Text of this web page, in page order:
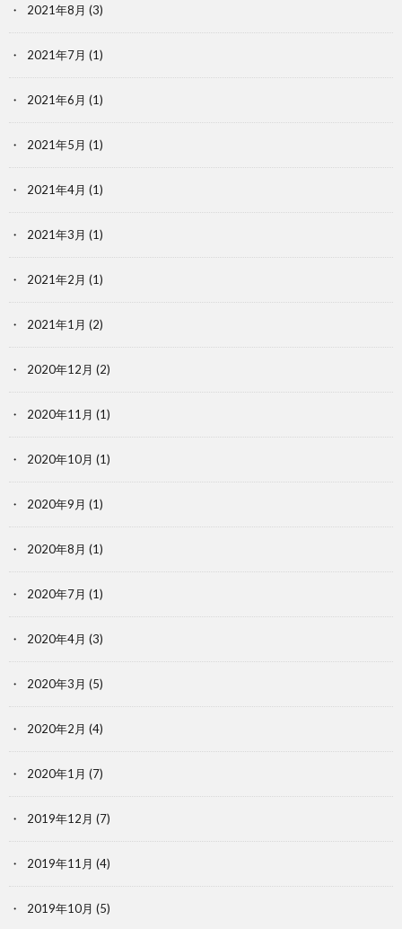
2021年8月 (3)
2021年7月 (1)
2021年6月 (1)
2021年5月 (1)
2021年4月 (1)
2021年3月 (1)
2021年2月 (1)
2021年1月 (2)
2020年12月 (2)
2020年11月 (1)
2020年10月 (1)
2020年9月 (1)
2020年8月 (1)
2020年7月 (1)
2020年4月 (3)
2020年3月 (5)
2020年2月 (4)
2020年1月 (7)
2019年12月 (7)
2019年11月 (4)
2019年10月 (5)